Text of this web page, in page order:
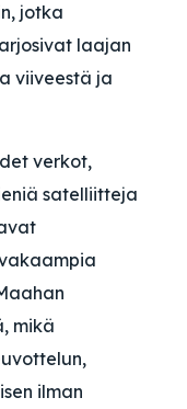
jotka
laajan
viiveestä ja
verkot,
satelliitteja
mikä
ilman